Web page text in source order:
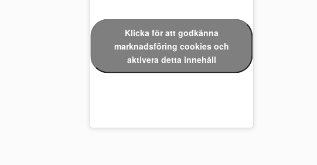
Klicka för att godkänna
marknadsföring cookies och
aktivera detta innehåll